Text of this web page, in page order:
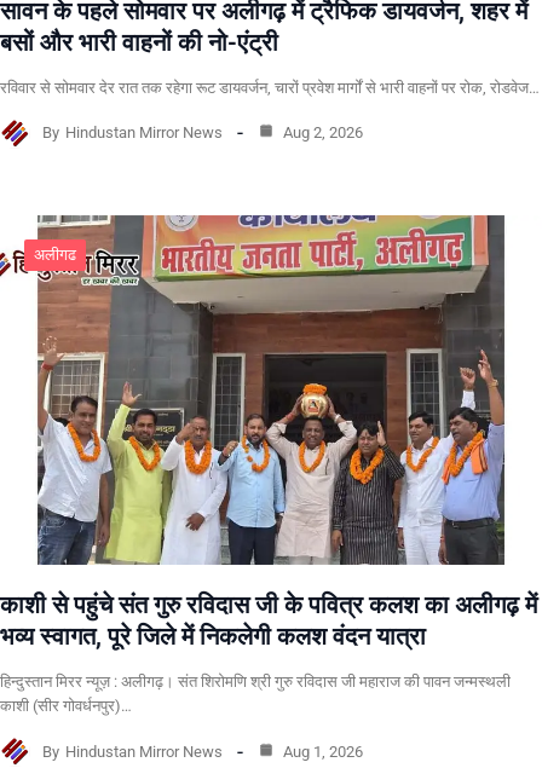
सावन के पहले सोमवार पर अलीगढ़ में ट्रैफिक डायवर्जन, शहर में
बसों और भारी वाहनों की नो-एंट्री
रविवार से सोमवार देर रात तक रहेगा रूट डायवर्जन, चारों प्रवेश मार्गों से भारी वाहनों पर रोक, रोडवेज…
By Hindustan Mirror News Aug 2, 2026
अलीगढ
काशी से पहुंचे संत गुरु रविदास जी के पवित्र कलश का अलीगढ़ में
भव्य स्वागत, पूरे जिले में निकलेगी कलश वंदन यात्रा
हिन्दुस्तान मिरर न्यूज़ : अलीगढ़। संत शिरोमणि श्री गुरु रविदास जी महाराज की पावन जन्मस्थली
काशी (सीर गोवर्धनपुर)…
By Hindustan Mirror News Aug 1, 2026